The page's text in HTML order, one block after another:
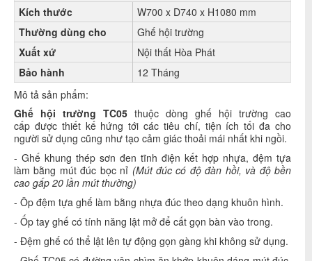
Kích thước
W700 x D740 x H1080 mm
Thường dùng cho
Ghế hội trường
Xuất xứ
Nội thất Hòa Phát
Bảo hành
12 Tháng
Mô tả sản phẩm:
Ghế hội trường TC05 thuộc dòng ghế hội trường cao
cấp được thiết kế hứng tới các tiêu chí, tiện ích tối đa cho
người sử dụng cũng như tạo cảm giác thoải mái nhất khi ngồi.
- Ghế khung thép sơn đen tĩnh điện kết hợp nhựa, đệm tựa
làm bằng mút đúc bọc nỉ (Mút đúc có độ đàn hồi, và độ bền
cao gấp 20 lần mút thường)
- Ôp đệm tựa ghế làm bằng nhựa đúc theo dạng khuôn hình.
- Ốp tay ghế có tính năng lật mở để cất gọn bàn vào trong.
- Đệm ghế có thể lật lên tự động gọn gàng khi không sử dụng.